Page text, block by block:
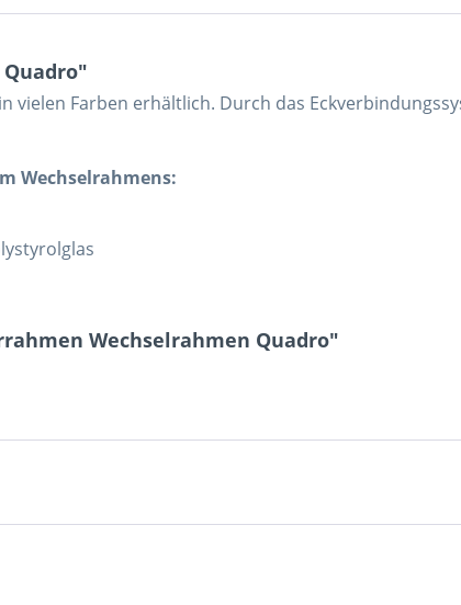
vielen Farben erhältlich. Durch das
Wechselrahmens:
Wechselrahmen Quadro"